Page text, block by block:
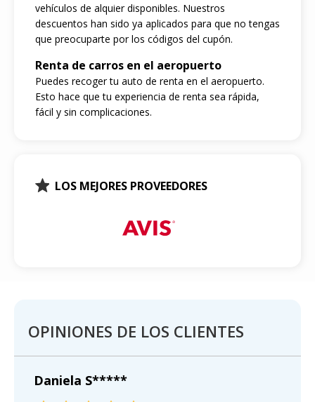
vehículos de alquier disponibles. Nuestros
descuentos han sido ya aplicados para que no tengas
que preocuparte por los códigos del cupón.
Renta de carros en el aeropuerto
Puedes recoger tu auto de renta en el aeropuerto.
Esto hace que tu experiencia de renta sea rápida,
fácil y sin complicaciones.
LOS MEJORES PROVEEDORES
OPINIONES DE LOS CLIENTES
Daniela S*****